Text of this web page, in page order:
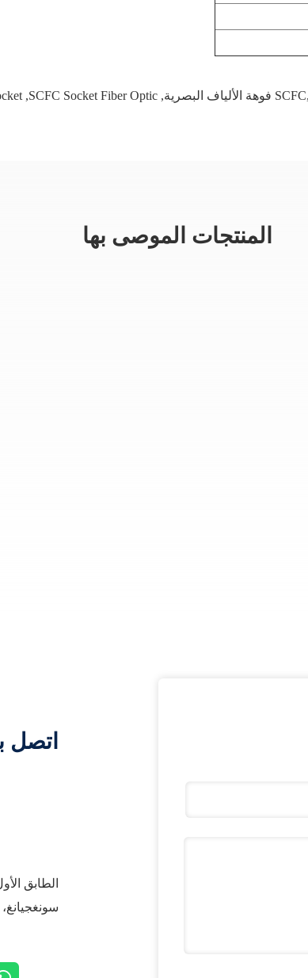
,
SCFC Socket Fiber Optic
,
المنتجات الموصى بها
اتصل
سونغجيانغ،